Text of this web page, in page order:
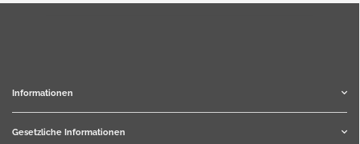
Informationen
Gesetzliche Informationen